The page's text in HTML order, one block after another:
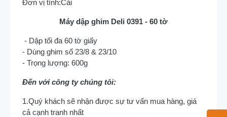
Đơn vị tính:Cái
Máy dập ghim Deli 0391 - 60 tờ
- Dập tối đa 60 tờ giấy
- Dùng ghim số 23/8 & 23/10
- Trọng lượng: 600g
Đến với công ty chúng tôi:
1.Quý khách sẽ nhận được sự tư vấn mua hàng, giá
cả cạnh tranh nhất